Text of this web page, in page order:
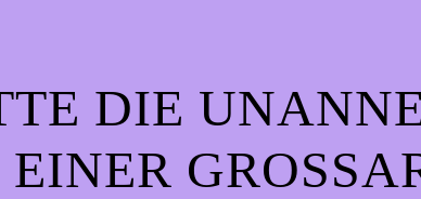
DIE